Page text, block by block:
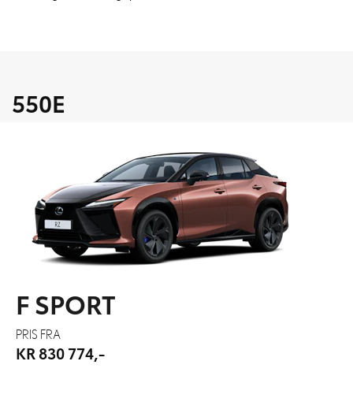
550E
F SPORT
PRIS FRA
KR 830 774,-